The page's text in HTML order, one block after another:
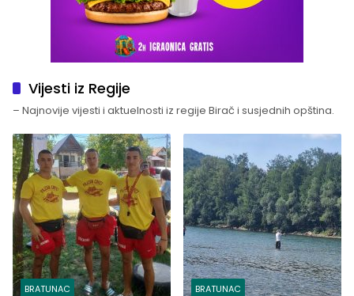
Vijesti iz Regije
– Najnovije vijesti i aktuelnosti iz regije Birač i susjednih opština.
BRATUNAC BRATUNAC